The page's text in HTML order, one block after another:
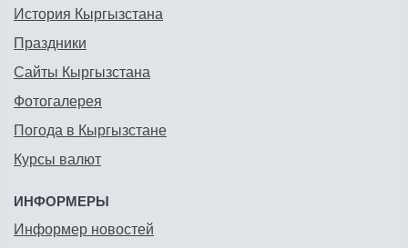
История Кыргызстана
Праздники
Сайты Кыргызстана
Фотогалерея
Погода в Кыргызстане
Курсы валют
ИНФОРМЕРЫ
Информер новостей